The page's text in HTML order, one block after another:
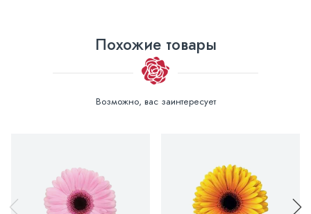
Похожие товары
Возможно, вас заинтересует